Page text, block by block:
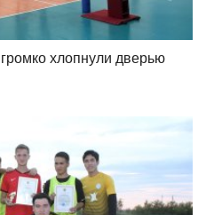
хлопнули дверью